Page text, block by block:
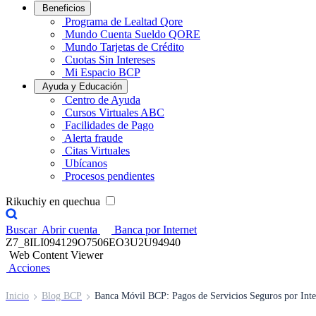
Beneficios
Programa de Lealtad Qore
Mundo Cuenta Sueldo QORE
Mundo Tarjetas de Crédito
Cuotas Sin Intereses
Mi Espacio BCP
Ayuda y Educación
Centro de Ayuda
Cursos Virtuales ABC
Facilidades de Pago
Alerta fraude
Citas Virtuales
Ubícanos
Procesos pendientes
Rikuchiy en quechua
Buscar Abrir cuenta
Banca por Internet
Z7_8ILI094129O7506EO3U2U94940
Web Content Viewer
Acciones
Inicio Blog BCP Banca Móvil BCP: Pagos de Servicios Seguros por